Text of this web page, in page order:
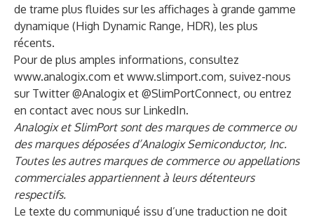
de trame plus fluides sur les affichages à grande gamme
dynamique (High Dynamic Range, HDR), les plus
récents.
Pour de plus amples informations, consultez
www.analogix.com et www.slimport.com, suivez-nous
sur Twitter@Analogix et @SlimPortConnect, ou entrez
en contact avec nous sur LinkedIn.
Analogix et SlimPort sont des marques de commerce ou
des marques déposées d’Analogix Semiconductor, Inc.
Toutes les autres marques de commerce ou appellations
commerciales appartiennent à leurs détenteurs
respectifs.
Le texte du communiqué issu d’une traduction ne doit